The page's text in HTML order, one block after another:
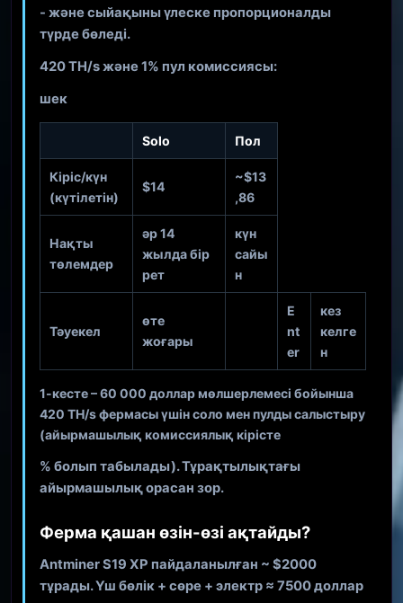
- және сыйақыны үлеске пропорционалды
түрде бөледі.
420 TH/s және 1% пул комиссиясы:
шек
Solo Пол
Кіріс/күн
(күтілетін)
$14
~$13
,86
Нақты
төлемдер
әр 14
жылда бір
рет
күн
сайы
н
Тәуекел
өте
жоғары
E
nt
er
кез
келге
н
1-кесте – 60 000 доллар мөлшерлемесі бойынша
420 TH/s фермасы үшін соло мен пулды салыстыру
(айырмашылық комиссиялық кірісте
% болып табылады). Тұрақтылықтағы
айырмашылық орасан зор.
Ферма қашан өзін-өзі ақтайды?
Antminer S19 XP пайдаланылған ~ $2000
тұрады. Үш бөлік + сөре + электр ≈ 7500 доллар